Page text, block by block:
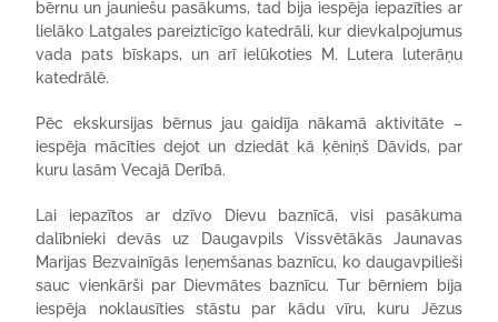
bērnu un jauniešu pasākums, tad bija iespēja iepazīties ar
lielāko Latgales pareizticīgo katedrāli, kur dievkalpojumus
vada pats bīskaps, un arī ielūkoties M. Lutera luterāņu
katedrālē.
Pēc ekskursijas bērnus jau gaidīja nākamā aktivitāte –
iespēja mācīties dejot un dziedāt kā ķēniņš Dāvids, par
kuru lasām Vecajā Derībā.
Lai iepazītos ar dzīvo Dievu baznīcā, visi pasākuma
dalībnieki devās uz Daugavpils Vissvētākās Jaunavas
Marijas Bezvainīgās Ieņemšanas baznīcu, ko daugavpilieši
sauc vienkārši par Dievmātes baznīcu. Tur bērniem bija
iespēja noklausīties stāstu par kādu vīru, kuru Jēzus